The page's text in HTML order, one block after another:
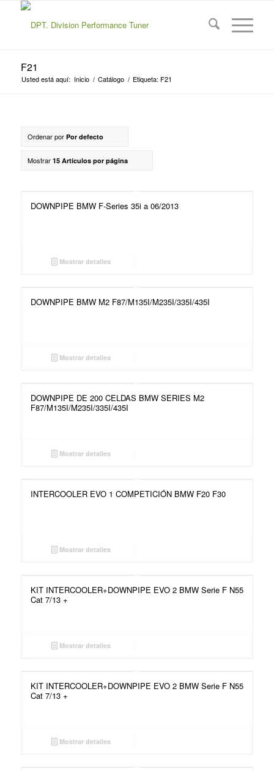
F21
Usted está aquí: Inicio / Catálogo / Etiqueta: F21
Ordenar por Por defecto
Mostrar 15 Artículos por página
DOWNPIPE BMW F-Series 35i a 06/2013
Mostrar detalles
DOWNPIPE BMW M2 F87/M135I/M235I/335I/435I
Mostrar detalles
DOWNPIPE DE 200 CELDAS BMW SERIES M2
F87/M135I/M235I/335I/435I
Mostrar detalles
INTERCOOLER EVO 1 COMPETICIÓN BMW F20 F30
Mostrar detalles
KIT INTERCOOLER+DOWNPIPE EVO 2 BMW Serie F N55
Cat 7/13 +
Mostrar detalles
KIT INTERCOOLER+DOWNPIPE EVO 2 BMW Serie F N55
Cat 7/13 +
Mostrar detalles